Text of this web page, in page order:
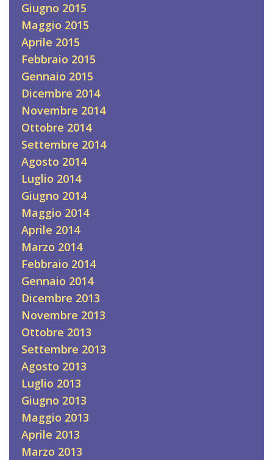
Giugno 2015
Maggio 2015
Aprile 2015
Febbraio 2015
Gennaio 2015
Dicembre 2014
Novembre 2014
Ottobre 2014
Settembre 2014
Agosto 2014
Luglio 2014
Giugno 2014
Maggio 2014
Aprile 2014
Marzo 2014
Febbraio 2014
Gennaio 2014
Dicembre 2013
Novembre 2013
Ottobre 2013
Settembre 2013
Agosto 2013
Luglio 2013
Giugno 2013
Maggio 2013
Aprile 2013
Marzo 2013